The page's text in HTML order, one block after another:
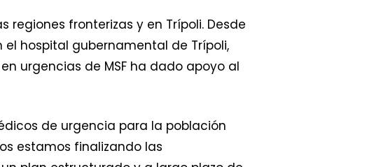
regiones fronterizas y en Trípoli. Desde
hospital gubernamental de Trípoli,
urgencias de MSF ha dado apoyo al
de urgencia para la población
estamos finalizando las